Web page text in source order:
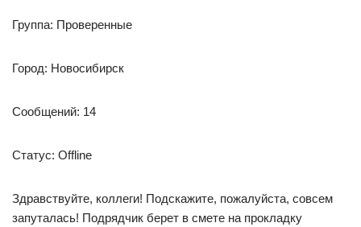
Группа: Проверенные
Город: Новосибирск
Сообщений: 14
Статус: Offline
Здравствуйте, коллеги! Подскажите, пожалуйста, совсем
запуталась! Подрядчик берет в смете на прокладку